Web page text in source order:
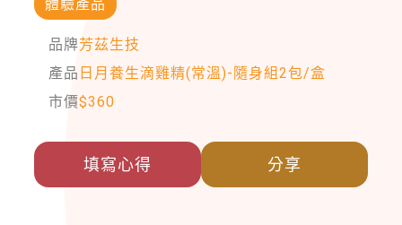
體驗產品
品牌芳茲生技
產品 日月養生滴雞精(常溫)-隨身組2包/盒
市價$360
填寫心得 分享